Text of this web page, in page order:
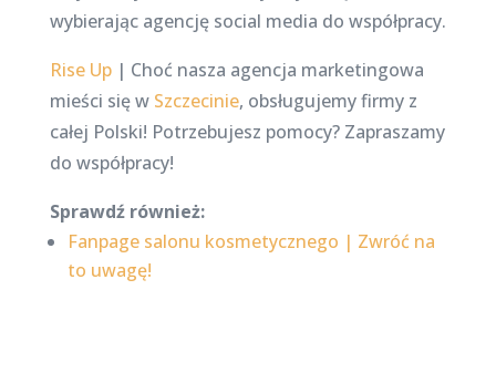
wybierając agencję social media do współpracy.
Rise Up| Choć nasza agencja marketingowa
mieści się w Szczecinie, obsługujemy firmy z
całej Polski! Potrzebujesz pomocy? Zapraszamy
do współpracy!
Sprawdź również:
Fanpage salonu kosmetycznego | Zwróć na
to uwagę!